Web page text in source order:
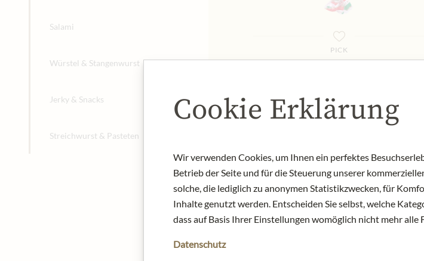
Salami
Würstel & Stangenwurst
Jerky & Snacks
Streichwurst & Pasteten
PICK
250 gr |(1 kg37,16 €)
Cookie Erklärung
Wir verwenden Cookies, um Ihnen ein perfektes
Betrieb der Seite und für die Steuerung unserer
solche, die lediglich zu anonymen Statistikzwecken, für
Inhalte genutzt werden. Entscheiden Sie selbst, welche
dass auf Basis Ihrer Einstellungen womöglich nicht mehr
Datenschutz